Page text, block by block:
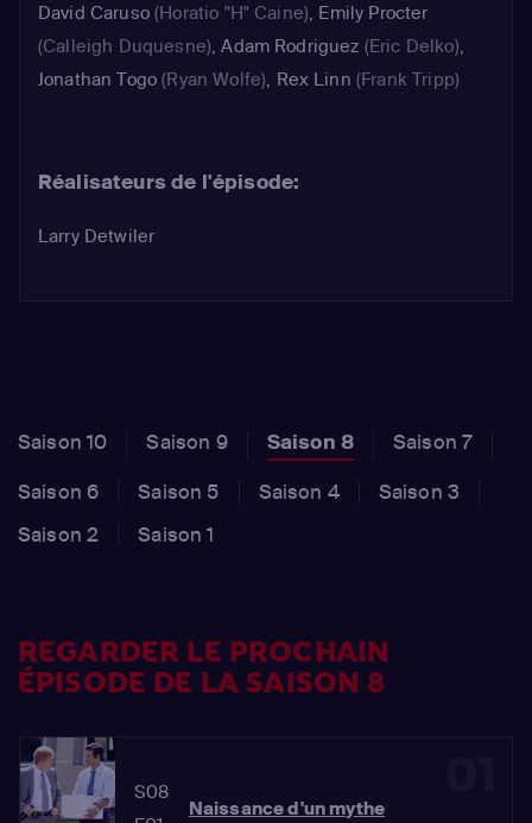
Horatio se montre perplexe. Il ne
parvient pas à comprendre pourquoi
Daniel Burges, le fils du défunt,
David Caruso(Horatio "H" Caine), Emily Procter
(Calleigh Duquesne),Adam Rodriguez (Eric Delko),
Jonathan Togo (Ryan Wolfe), Rex Linn (Frank Tripp)
Réalisateurs de l'épisode:
Larry Detwiler
Saison 10 Saison 9 Saison 8
Saison 7
Saison 6
Saison 5 Saison 4
Saison 3
Saison 2
Saison 1
REGARDER LE PROCHAIN
ÉPISODE DE LA SAISON 8
S08
Naissance d'un mythe